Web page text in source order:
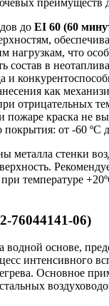
до EI 60 (60
что
состав в
и
как
отрицательных
пожаре краска
от -60 ºС
стенки
76044141-06)
основе,
Основное